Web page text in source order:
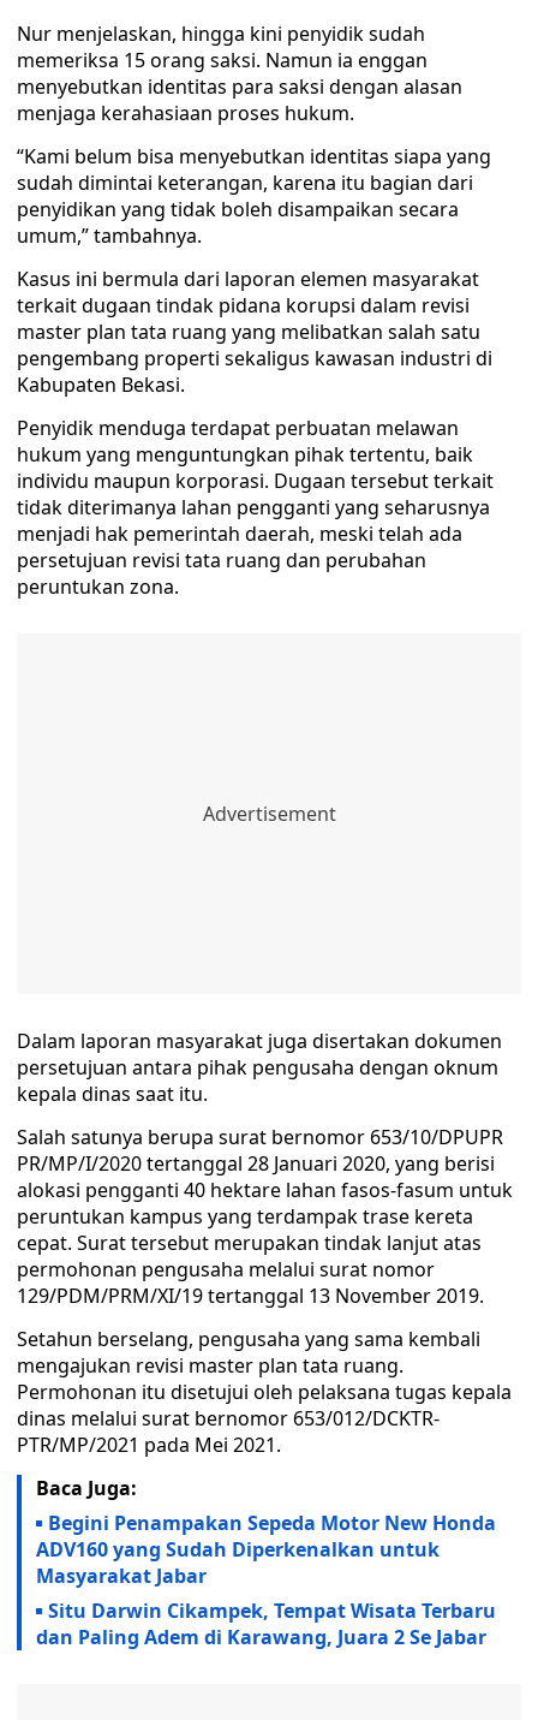
Nur menjelaskan, hingga kini penyidik sudah
memeriksa 15 orang saksi. Namun ia enggan
menyebutkan identitas para saksi dengan alasan
menjaga kerahasiaan proses hukum.
“Kami belum bisa menyebutkan identitas siapa yang
sudah dimintai keterangan, karena itu bagian dari
penyidikan yang tidak boleh disampaikan secara
umum,” tambahnya.
Kasus ini bermula dari laporan elemen masyarakat
terkait dugaan tindak pidana korupsi dalam revisi
master plan tata ruang yang melibatkan salah satu
pengembang properti sekaligus kawasan industri di
Kabupaten Bekasi.
Penyidik menduga terdapat perbuatan melawan
hukum yang menguntungkan pihak tertentu, baik
individu maupun korporasi. Dugaan tersebut terkait
tidak diterimanya lahan pengganti yang seharusnya
menjadi hak pemerintah daerah, meski telah ada
persetujuan revisi tata ruang dan perubahan
peruntukan zona.
Dalam laporan masyarakat juga disertakan dokumen
persetujuan antara pihak pengusaha dengan oknum
kepala dinas saat itu.
Salah satunya berupa surat bernomor 653/10/DPUPR
PR/MP/I/2020 tertanggal 28 Januari 2020, yang berisi
alokasi pengganti 40 hektare lahan fasos-fasum untuk
peruntukan kampus yang terdampak trase kereta
cepat. Surat tersebut merupakan tindak lanjut atas
permohonan pengusaha melalui surat nomor
129/PDM/PRM/XI/19 tertanggal 13 November 2019.
Setahun berselang, pengusaha yang sama kembali
mengajukan revisi master plan tata ruang.
Permohonan itu disetujui oleh pelaksana tugas kepala
dinas melalui surat bernomor 653/012/DCKTR-
PTR/MP/2021 pada Mei 2021.
Baca Juga:
Begini Penampakan Sepeda Motor New Honda
ADV160 yang Sudah Diperkenalkan untuk
Masyarakat Jabar
Situ Darwin Cikampek, Tempat Wisata Terbaru
dan Paling Adem di Karawang, Juara 2 Se Jabar